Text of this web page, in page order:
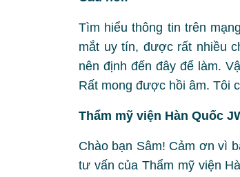
Tìm hiểu thông tin trên
mắt uy tín, được rất nhiều
nên định đến đây để làm.
Rất mong được hồi âm. Tôi
Thẩm mỹ viện Hàn Quốc
Chào bạn Sâm! Cảm ơn vì
tư vấn của Thẩm mỹ viện